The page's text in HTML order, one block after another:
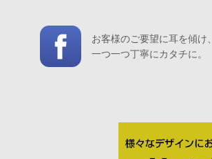
お客様のご要望に耳を傾け、
一つ一つ丁寧にカタチに。